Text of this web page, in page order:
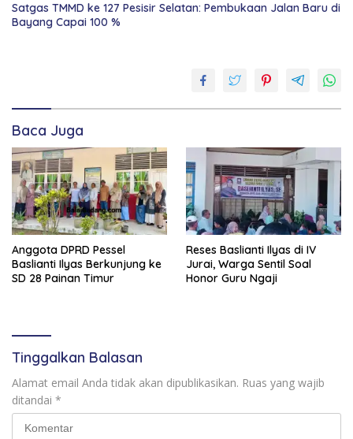
Satgas TMMD ke 127 Pesisir Selatan: Pembukaan Jalan Baru di
Bayang Capai 100 %
BASLIANTI
ILYAS
DPRD
PESSEL
Baca Juga
Anggota DPRD Pessel
Baslianti Ilyas Berkunjung ke
SD 28 Painan Timur
Reses Baslianti Ilyas di IV
Jurai, Warga Sentil Soal
Honor Guru Ngaji
Tinggalkan Balasan
Alamat email Anda tidak akan dipublikasikan. Ruas yang wajib
ditandai *